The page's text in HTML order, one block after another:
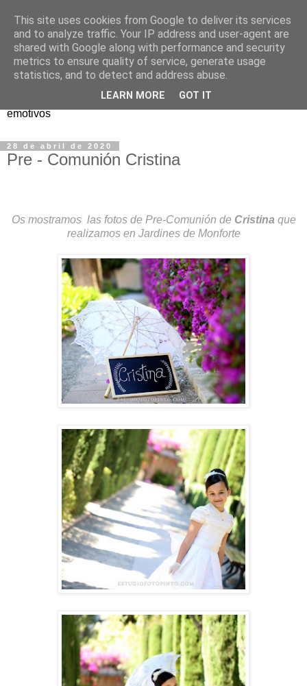
Pinto Fotógrafo
Somos un Estudio Fotográfico dedicado a los reportajes
sociales y eventos...Realizamos fotografías naturales y
creativas para que tengáis un recuerdo los momentos más
emotivos
28 de abril de 2020
Pre - Comunión Cristina
Os mostramos las fotos de Pre-Comunión de Cristina que
realizamos en Jardines de Monforte
This site uses cookies from Google to deliver its services
and to analyze traffic. Your IP address and user-agent are
shared with Google along with performance and security
metrics to ensure quality of service, generate usage
statistics, and to detect and address abuse.
LEARN MORE GOT IT